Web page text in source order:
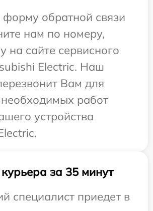
обратной связи
нам по номеру,
на сайте сервисного
Electric. Наш
Вам для
работ
устройства
за 35 минут
специалист приедет в